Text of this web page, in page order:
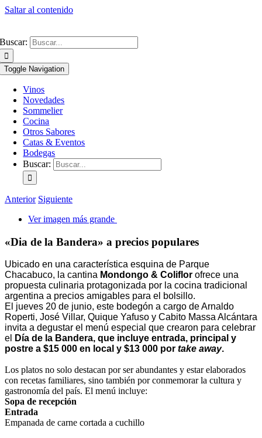
Saltar al contenido
Buscar:
Toggle Navigation
Vinos
Novedades
Sommelier
Cocina
Otros Sabores
Catas & Eventos
Bodegas
Buscar:
Anterior Siguiente
Ver imagen más grande
«Dia de la Bandera» a precios populares
Ubicado en una característica esquina de Parque
Chacabuco, la cantina Mondongo & Coliflor ofrece una
propuesta culinaria protagonizada por la cocina tradicional
argentina a precios amigables para el bolsillo.
El jueves 20 de junio, este bodegón a cargo de Arnaldo
Roperti, José Villar, Quique Yafuso y Cabito Massa Alcántara
invita a degustar el menú especial que crearon para celebrar
el
Día de la Bandera, que incluye entrada, principal y
postre a $15 000 en local y $13 000 por take away.
Los platos no solo destacan por ser abundantes y estar elaborados
con recetas familiares, sino también por conmemorar la cultura y
gastronomía del país. El menú incluye:
Sopa de recepción
Entrada
Empanada de carne cortada a cuchillo